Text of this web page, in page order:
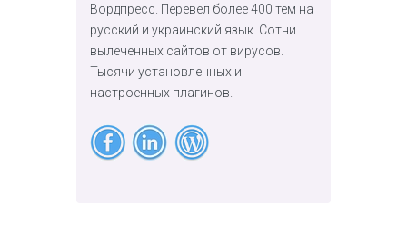
Вордпресс. Перевел более 400 тем на
русский и украинский язык. Сотни
вылеченных сайтов от вирусов.
Тысячи установленных и
настроенных плагинов.